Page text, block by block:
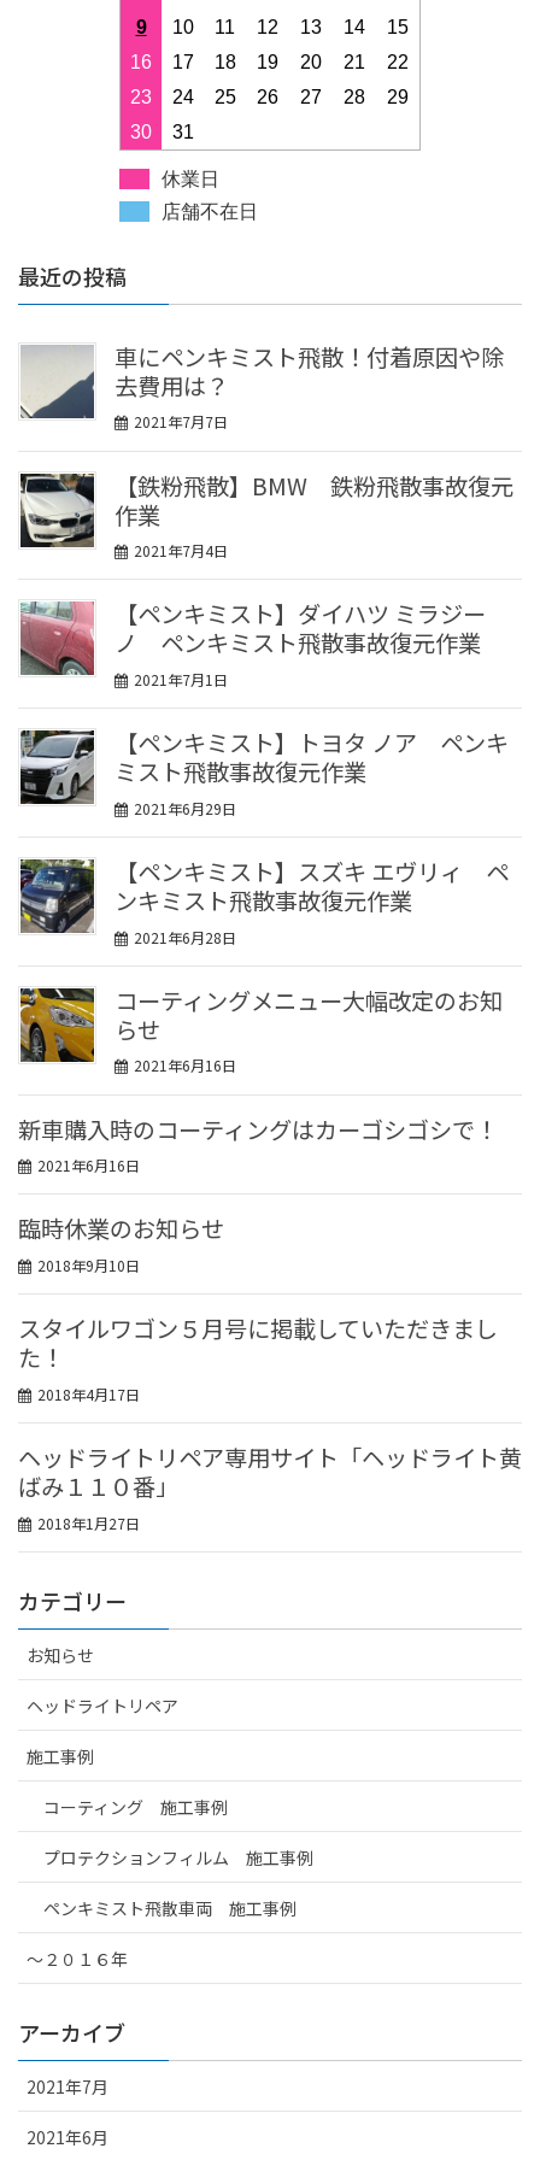
9
10 11 12 13 14
15
16
17 18 19 20 21
22
23
24 25 26 27 28
29
30
31
休業日
店舗不在日
最近の投稿
車にペンキミスト飛散！付着原因や除
去費用は？
2021年7月7日
【鉄粉飛散】BMW 鉄粉飛散事故復元
作業
2021年7月4日
【ペンキミスト】ダイハツ ミラジー
ノ ペンキミスト飛散事故復元作業
2021年7月1日
【ペンキミスト】トヨタ ノア ペンキ
ミスト飛散事故復元作業
2021年6月29日
【ペンキミスト】スズキ エヴリィ ペ
ンキミスト飛散事故復元作業
2021年6月28日
コーティングメニュー大幅改定のお知
らせ
2021年6月16日
新車購入時のコーティングはカーゴシゴシで！
2021年6月16日
臨時休業のお知らせ
2018年9月10日
スタイルワゴン５月号に掲載していただきまし
た！
2018年4月17日
ヘッドライトリペア専用サイト「ヘッドライト黄
ばみ１１０番」
2018年1月27日
カテゴリー
お知らせ
ヘッドライトリペア
施工事例
コーティング 施工事例
プロテクションフィルム 施工事例
ペンキミスト飛散車両 施工事例
～２０１６年
アーカイブ
2021年7月
2021年6月